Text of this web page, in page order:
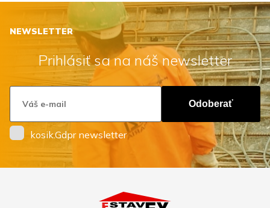
NEWSLETTER
Prihlásiť sa na náš newsletter
Odoberať
kosik.Gdpr newsletter